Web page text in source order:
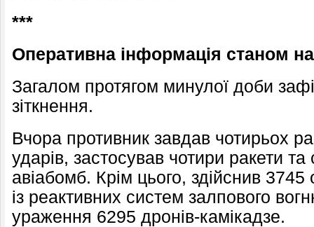
***
Оперативна інформація станом
Загалом протягом минулої доби
зіткнення.
Вчора противник завдав чотирьох
ударів, застосував чотири ракети
авіабомб. Крім цього, здійснив
із реактивних систем залпового
ураження 6295 дронів-камікадзе.